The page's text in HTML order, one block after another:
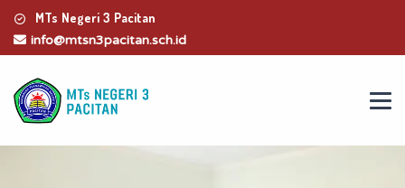
MTs Negeri 3 Pacitan
info@mtsn3pacitan.sch.id